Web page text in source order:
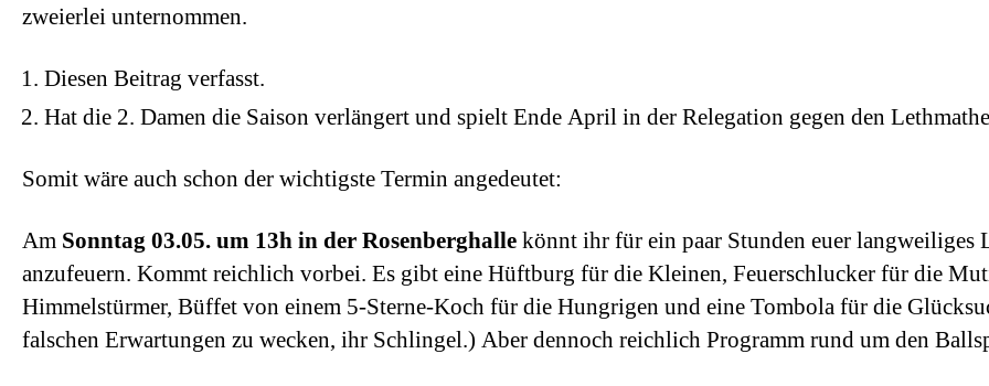
zweierlei unternommen.
Diesen Beitrag verfasst.
Hat die 2. Damen die Saison verlängert und spielt Ende April in der Relegation gegen den
Somit wäre auch schon der wichtigste Termin angedeutet:
Am Sonntag 03.05. um 13h in der Rosenberghallekönnt ihr für ein paar Stunden euer langweiliges
anzufeuern. Kommt reichlich vorbei. Es gibt eine Hüftburg für die Kleinen, Feuerschlucker für die
Himmelstürmer, Büffet von einem 5-Sterne-Koch für die Hungrigen und eine Tombola für die
falschen Erwartungen zu wecken, ihr Schlingel.) Aber dennoch reichlich Programm rund um den